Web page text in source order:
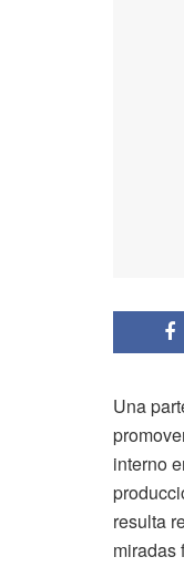
Una
interno
resulta
miradas